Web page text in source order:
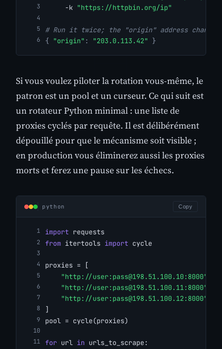
     -k
"https://httpbin.org/ip"
# Run it twice; the "origin" address changes
{
"origin" : "203.0.113.42" }
Si vous voulez piloter la rotation vous-même, le
patron est un pool et un curseur. Ce qui suit est
un rotateur Python minimal : une liste de
proxies cyclés par requête. Il est délibérément
dépouillé pour que le mécanisme soit visible ;
en production vous éliminerez aussi les proxies
morts et ferez une pause sur les échecs.
python Copy
import requests
from itertools import cycle
proxies = [
"http://user: pass@198.51.100.10 :8000"
"http://user: pass@198.51.100.11:8000"
"http://user: pass@198.51.100.12 :8000"
]
pool = cycle(proxies)
for url in urls_to_scrape: